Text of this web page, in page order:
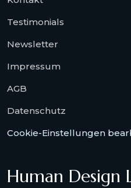
Testimonials
Newsletter
Impressum
AGB
Datenschutz
Cookie-Einstellungen
Human Design